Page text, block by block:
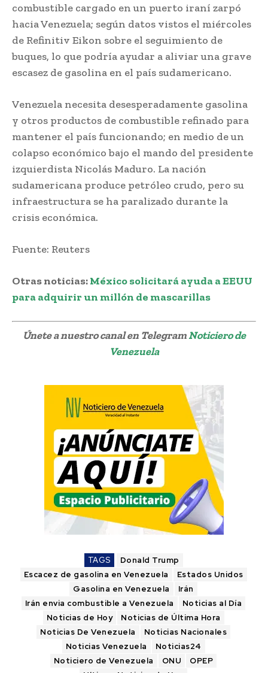
combustible cargado en un puerto iraní zarpó
hacia Venezuela; según datos vistos el miércoles
de Refinitiv Eikon sobre el seguimiento de
buques, lo que podría ayudar a aliviar una grave
escasez de gasolina en el país sudamericano.
Venezuela necesita desesperadamente gasolina
y otros productos de combustible refinado para
mantener el país funcionando; en medio de un
colapso económico bajo el mando del presidente
izquierdista Nicolás Maduro. La nación
sudamericana produce petróleo crudo, pero su
infraestructura se ha paralizado durante la
crisis económica.
Fuente: Reuters
Otras noticias:México solicitará ayuda a EEUU
para adquirir un millón de mascarillas
Únete a nuestro canal en TelegramNoticiero de
Venezuela
TAGS
Donald Trump
Escacez de gasolina en Venezuela
Estados Unidos
Gasolina en Venezuela
Irán
Irán envia combustible a Venezuela
Noticias al Día
Noticias de Hoy
Noticias de Última Hora
Noticias De Venezuela
Noticias Nacionales
Noticias Venezuela
Noticias24
Noticiero de Venezuela
ONU
OPEP